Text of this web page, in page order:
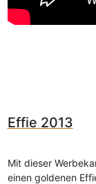
Effie 2013
Mit dieser
einen goldenen